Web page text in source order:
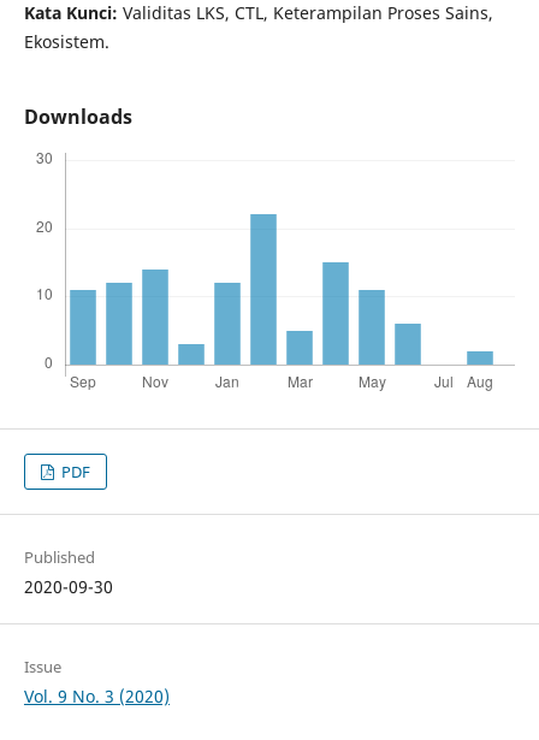
Kata Kunci: Validitas LKS, CTL, Keterampilan Proses Sains,
Ekosistem.
Downloads
PDF
Published
2020-09-30
Issue
Vol. 9 No. 3 (2020)